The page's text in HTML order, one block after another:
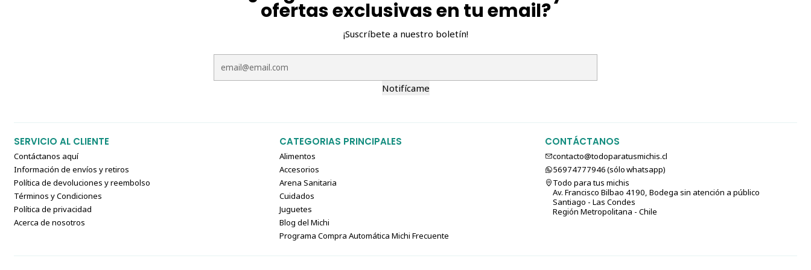
ofertas exclusivas en tu email?
¡Suscríbete a nuestro boletín!
Notifícame
SERVICIO AL CLIENTE
Contáctanos aquí
Información de envíos y retiros
Política de devoluciones y reembolso
Términos y Condiciones
Política de privacidad
Acerca de nosotros
CATEGORIAS PRINCIPALES
Alimentos
Accesorios
Arena Sanitaria
Cuidados
Juguetes
Blog del Michi
Programa Compra Automática Michi Frecuente
CONTÁCTANOS
contacto@todoparatusmichis.cl
56974777946 (sólo⁣⁣⁣⁣⁣​​​​​​​​​​​​​​​ whatsapp)
Todo para tus michis
Av. Francisco Bilbao 4190, Bodega sin atención a público
Santiago - Las Condes
Región Metropolitana - Chile